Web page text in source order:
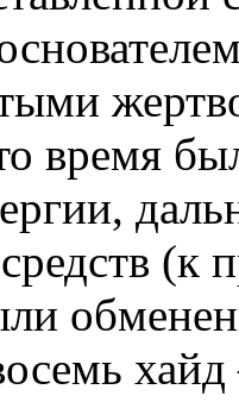
время
(к
хайд